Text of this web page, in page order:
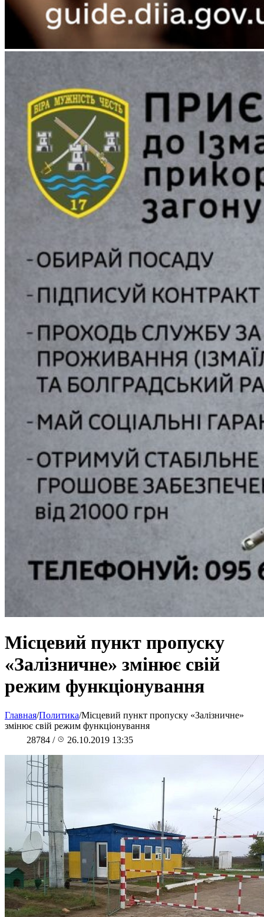
Місцевий пункт пропуску
«Залізничне» змінює свій
режим функціонування
Главная/Политика/Місцевий пункт пропуску «Залізничне»
змінює свій режим функціонування
28784 / 26.10.2019 13:35